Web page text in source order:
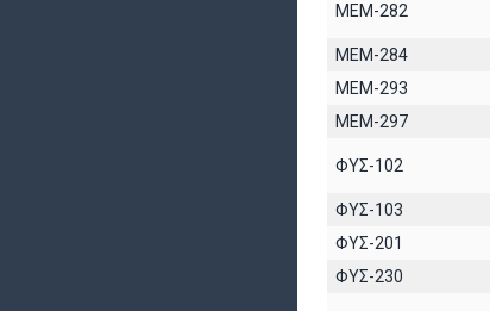
ΜΕΜ-282
ΜΕΜ-284
ΜΕΜ-293
ΜΕΜ-297
ΦΥΣ-102
ΦΥΣ-103
ΦΥΣ-201
ΦΥΣ-230